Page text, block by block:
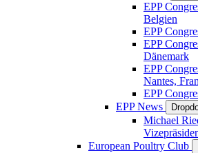
EPP
Belgien
EPP
EPP
Dänemark
EPP
Nantes,
EPP
EPP News
Michael
European Poultry Club